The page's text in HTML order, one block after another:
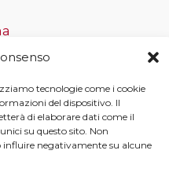
tecnologie come i cookie
del dispositivo. Il
di elaborare dati come il
su questo sito. Non
influire negativamente su alcune